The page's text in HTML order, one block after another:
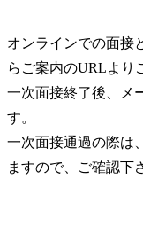
オンラインでの面接
らご案内のURLより
一次面接終了後、メ
す。
一次面接通過の際は
ますので、ご確認下